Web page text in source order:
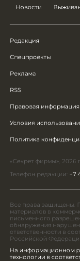
Новости
Редакция
Спецпроекты
Реклама
RSS
Правовая информация
Условия
Политика
«Секрет фирмы», 2026
Телефон редакции: +7
Все права защищены.
материалов в
письменного
обнаружения
ответственности в
Российской
На информационном
технологии в